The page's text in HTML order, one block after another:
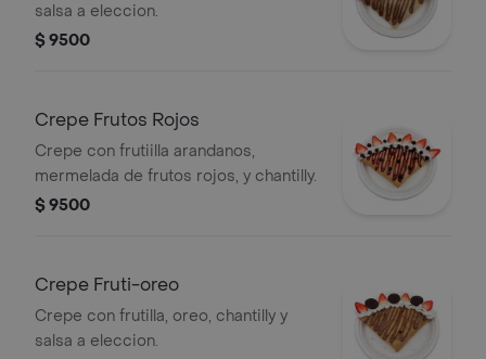
salsa a eleccion.
$ 9500
Crepe Frutos Rojos
Crepe con frutiilla arandanos,
mermelada de frutos rojos, y chantilly.
$ 9500
Crepe Fruti-oreo
Crepe con frutilla, oreo, chantilly y
salsa a eleccion.